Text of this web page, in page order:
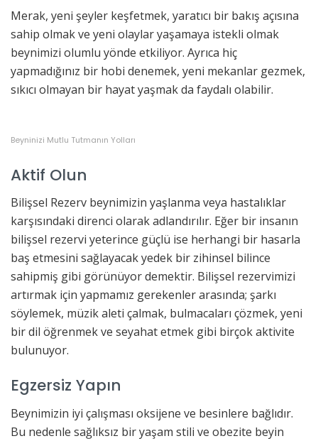
Merak, yeni şeyler keşfetmek, yaratıcı bir bakış açısına
sahip olmak ve yeni olaylar yaşamaya istekli olmak
beynimizi olumlu yönde etkiliyor. Ayrıca hiç
yapmadığınız bir hobi denemek, yeni mekanlar gezmek,
sıkıcı olmayan bir hayat yaşmak da faydalı olabilir.
Beyninizi Mutlu Tutmanın Yolları
Aktif Olun
Bilişsel Rezerv beynimizin yaşlanma veya hastalıklar
karşısındaki direnci olarak adlandırılır. Eğer bir insanın
bilişsel rezervi yeterince güçlü ise herhangi bir hasarla
baş etmesini sağlayacak yedek bir zihinsel bilince
sahipmiş gibi görünüyor demektir. Bilişsel rezervimizi
artırmak için yapmamız gerekenler arasında; şarkı
söylemek, müzik aleti çalmak, bulmacaları çözmek, yeni
bir dil öğrenmek ve seyahat etmek gibi birçok aktivite
bulunuyor.
Egzersiz Yapın
Beynimizin iyi çalışması oksijene ve besinlere bağlıdır.
Bu nedenle sağlıksız bir yaşam stili ve obezite beyin